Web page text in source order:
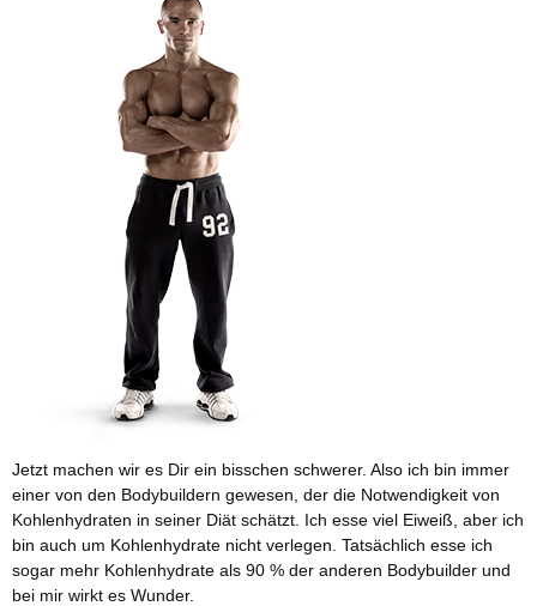
Jetzt machen wir es Dir ein bisschen schwerer. Also ich bin immer
einer von den Bodybuildern gewesen, der die Notwendigkeit von
Kohlenhydraten in seiner Diät schätzt. Ich esse viel Eiweiß, aber ich
bin auch um Kohlenhydrate nicht verlegen. Tatsächlich esse ich
sogar mehr Kohlenhydrate als 90 % der anderen Bodybuilder und
bei mir wirkt es Wunder.